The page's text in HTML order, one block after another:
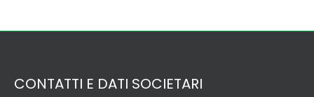
CONTATTI E DATI SOCIETARI